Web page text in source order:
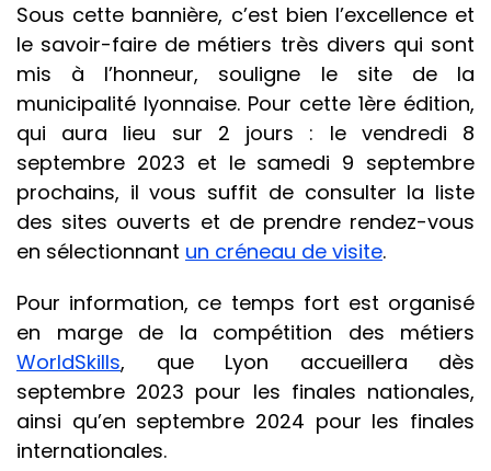
Sous cette bannière, c’est bien l’excellence et
le savoir-faire de métiers très divers qui sont
mis à l’honneur, souligne le site de la
municipalité lyonnaise. Pour cette 1ère édition,
qui aura lieu sur 2 jours : le vendredi 8
septembre 2023 et le samedi 9 septembre
prochains, il vous suffit de consulter la liste
des sites ouverts et de prendre rendez-vous
en sélectionnant un créneau de visite.
Pour information, ce temps fort est organisé
en marge de la compétition des métiers
WorldSkills, que Lyon accueillera dès
septembre 2023 pour les finales nationales,
ainsi qu’en septembre 2024 pour les finales
internationales.